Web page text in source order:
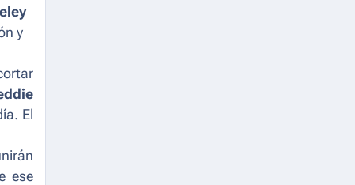
y
El
ese